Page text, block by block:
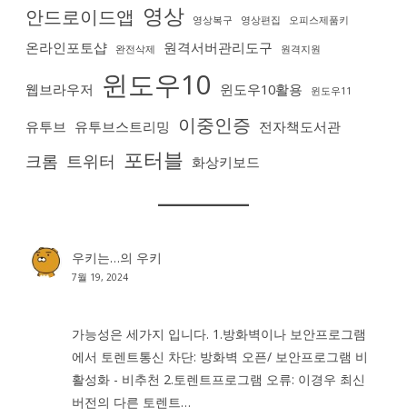
안드로이드앱 영상 영상복구 영상편집 오피스제품키
온라인포토샵 완전삭제 원격서버관리도구 원격지원
웹브라우저 윈도우10 윈도우10활용 윈도우11
유투브 유투브스트리밍 이중인증 전자책도서관
크롬 트위터 포터블 화상키보드
우키는…의 우키
7월 19, 2024
가능성은 세가지 입니다. 1.방화벽이나 보안프로그램
에서 토렌트통신 차단: 방화벽 오픈/ 보안프로그램 비
활성화 - 비추천 2.토렌트프로그램 오류: 이경우 최신
버전의 다른 토렌트…